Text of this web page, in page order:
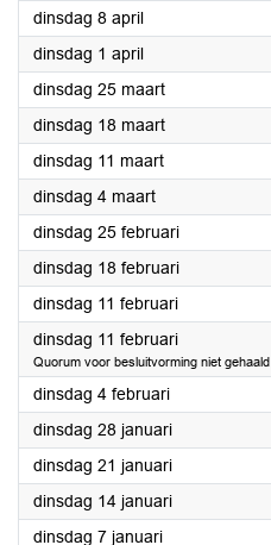
dinsdag 8 april2025
dinsdag 1 april2025
dinsdag 25 maart2025
dinsdag 18 maart2025
dinsdag 11 maart2025
dinsdag 4 maart2025
dinsdag 25 februari2025
dinsdag 18 februari2025
dinsdag 11 februari2025
dinsdag 11 februari2025
Quorum voor besluitvorming niet gehaald
dinsdag 4 februari2025
dinsdag 28 januari2025
dinsdag 21 januari2025
dinsdag 14 januari2025
dinsdag 7 januari2025